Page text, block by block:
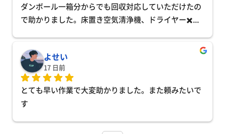
ダンボール一箱分からでも回収対応していただけたの
で助かりました。床置き空気清浄機、ドライヤー✖️...
よせい
17 日前
とても早い作業で大変助かりました。また頼みたいで
す